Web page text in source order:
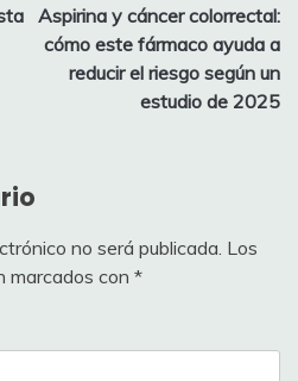
Aspirina y cáncer colorrectal:
cómo este fármaco ayuda a
reducir el riesgo según un
estudio de 2025
no será publicada. Los
marcados con *